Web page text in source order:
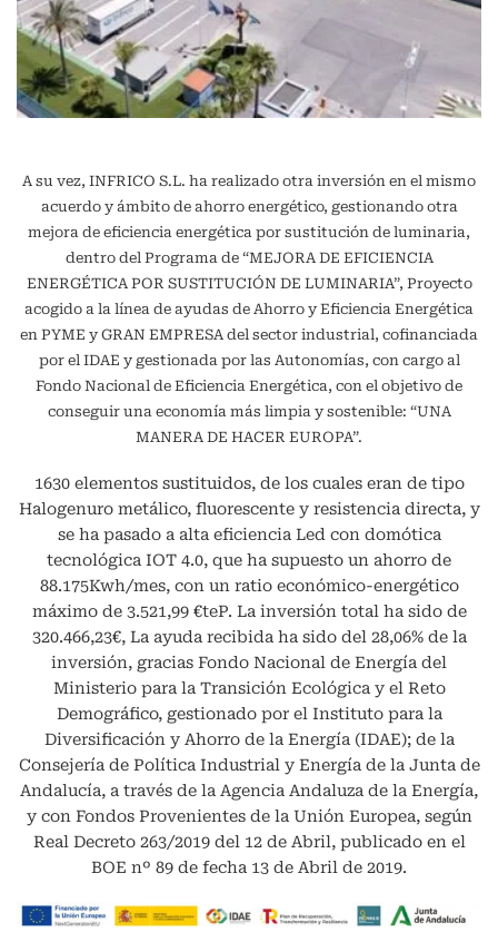
A su vez, INFRICO S.L. ha realizado otra inversión en el mismo
acuerdo y ámbito de ahorro energético, gestionando otra
mejora de eficiencia energética por sustitución de luminaria,
dentro del Programa de “MEJORA DE EFICIENCIA
ENERGÉTICA POR SUSTITUCIÓN DE LUMINARIA”, Proyecto
acogido a la línea de ayudas de Ahorro y Eficiencia Energética
en PYME y GRAN EMPRESA del sector industrial, cofinanciada
por el IDAE y gestionada por las Autonomías, con cargo al
Fondo Nacional de Eficiencia Energética, con el objetivo de
conseguir una economía más limpia y sostenible: “UNA
MANERA DE HACER EUROPA”.
1630 elementos sustituidos, de los cuales eran de tipo
Halogenuro metálico, fluorescente y resistencia directa, y
se ha pasado a alta eficiencia Led con domótica
tecnológica IOT 4.0, que ha supuesto un ahorro de
88.175Kwh/mes, con un ratio económico-energético
máximo de 3.521,99 €teP. La inversión total ha sido de
320.466,23€, La ayuda recibida ha sido del 28,06% de la
inversión, gracias Fondo Nacional de Energía del
Ministerio para la Transición Ecológica y el Reto
Demográfico, gestionado por el Instituto para la
Diversificación y Ahorro de la Energía (IDAE); de la
Consejería de Política Industrial y Energía de la Junta de
Andalucía, a través de la Agencia Andaluza de la Energía,
y con Fondos Provenientes de la Unión Europea, según
Real Decreto 263/2019 del 12 de Abril, publicado en el
BOE nº 89 de fecha 13 de Abril de 2019.